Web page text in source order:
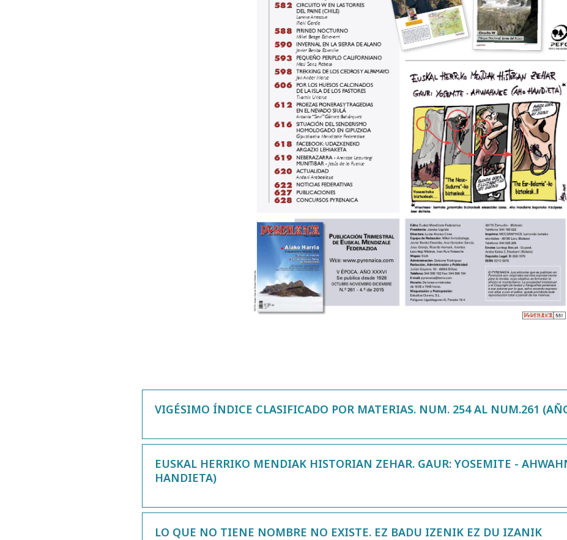
VIGÉSIMO ÍNDICE CLASIFICADO POR MATERIAS. NUM. 254 AL NUM.261
EUSKAL HERRIKO MENDIAK HISTORIAN ZEHAR. GAUR: YOSEMITE -
HANDIETA)
LO QUE NO TIENE NOMBRE NO EXISTE. EZ BADU IZENIK EZ DU IZANIK